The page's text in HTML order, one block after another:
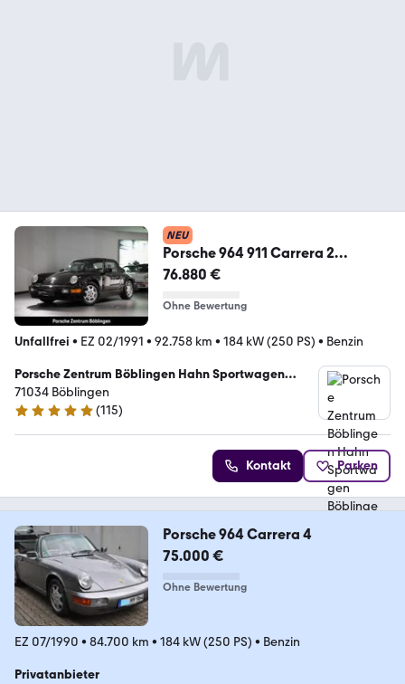
NEU
Porsche 964 911 Carrera 2
Cabriolet nur 92.758km Leder
76.880 €
Ohne Bewertung
Unfallfrei • EZ 02/1991 • 92.758 km • 184 kW (250 PS) • Benzin
Porsche Zentrum Böblingen Hahn Sportwagen
Böblingen GmbH
71034 Böblingen
4.8 Sterne
(115)
Kontakt Parken
Porsche 964 Carrera 4
75.000 €
Ohne Bewertung
EZ 07/1990 • 84.700 km • 184 kW (250 PS) • Benzin
Privatanbieter